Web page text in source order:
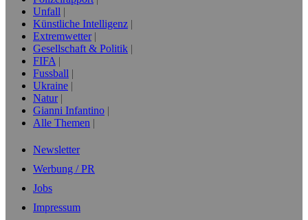
Unfall
Künstliche Intelligenz
Extremwetter
Gesellschaft & Politik
FIFA
Fussball
Ukraine
Natur
Gianni Infantino
Alle Themen
Newsletter
Werbung / PR
Jobs
Impressum